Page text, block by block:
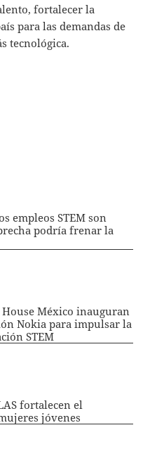
fortalecer la
para las demandas de
tecnológica.
empleos STEM son
podría frenar la
México inauguran
Nokia para impulsar la
STEM
fortalecen el
jóvenes